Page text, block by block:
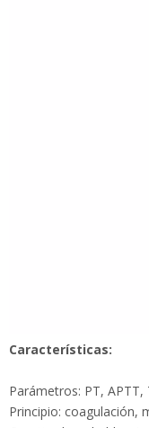
Principio:
Cuvette desechable,